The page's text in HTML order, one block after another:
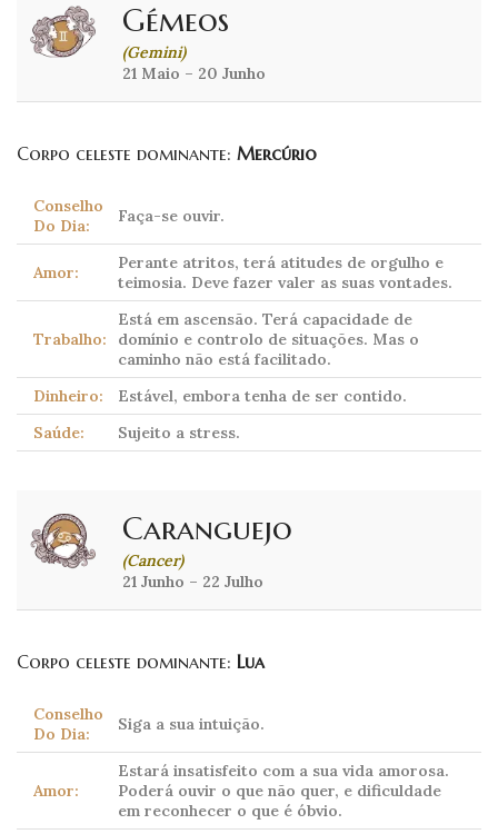
Gémeos
(Gemini)
21 Maio – 20 Junho
Corpo celeste dominante: Mercúrio
Conselho
Do Dia:
Faça-se ouvir.
Amor:
Perante atritos, terá atitudes de orgulho e
teimosia. Deve fazer valer as suas vontades.
Trabalho:
Está em ascensão. Terá capacidade de
domínio e controlo de situações. Mas o
caminho não está facilitado.
Dinheiro:
Estável, embora tenha de ser contido.
Saúde:
Sujeito a stress.
Caranguejo
(Cancer)
21 Junho – 22 Julho
Corpo celeste dominante: Lua
Conselho
Do Dia:
Siga a sua intuição.
Amor:
Estará insatisfeito com a sua vida amorosa.
Poderá ouvir o que não quer, e dificuldade
em reconhecer o que é óbvio.